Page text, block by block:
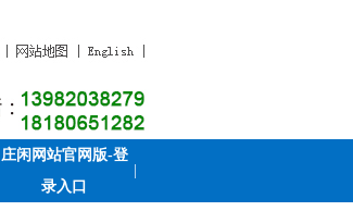
庄闲网站官网版-登
录入口